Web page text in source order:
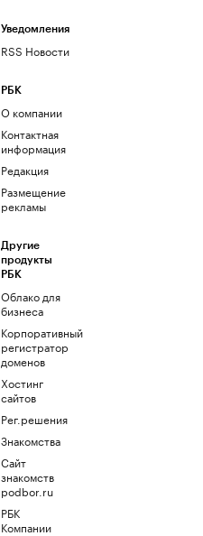
Уведомления
RSS Новости
РБК
О компании
Контактная
информация
Редакция
Размещение
рекламы
Другие
продукты
РБК
Облако для
бизнеса
Корпоративный
регистратор
доменов
Хостинг
сайтов
Рег.решения
Знакомства
Сайт
знакомств
podbor.ru
РБК
Компании